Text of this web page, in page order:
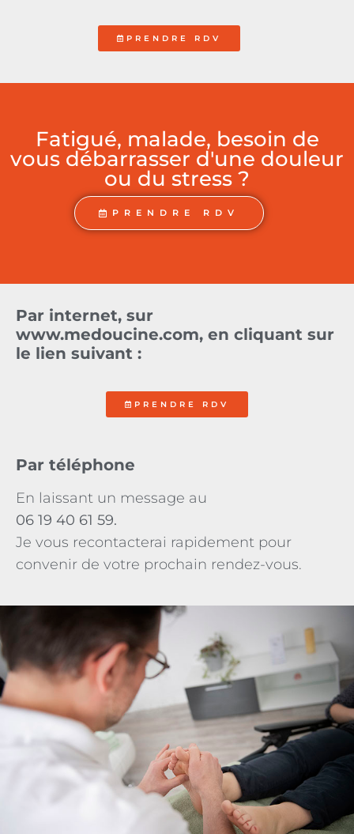
PRENDRE RDV
Fatigué, malade, besoin de
vous débarrasser d'une douleur
ou du stress ?
PRENDRE RDV
Par internet, sur
www.medoucine.com, en cliquant sur
le lien suivant :
PRENDRE RDV
Par téléphone
En laissant un message au
06 19 40 61 59.
Je vous recontacterai rapidement pour
convenir de votre prochain rendez-vous.